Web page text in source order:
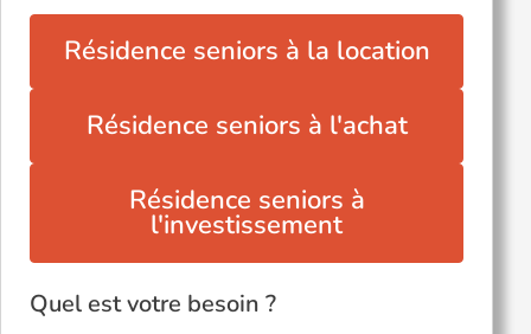
Résidence seniors à la location
Résidence seniors à l'achat
Résidence seniors à
l'investissement
Quel est votre besoin ?